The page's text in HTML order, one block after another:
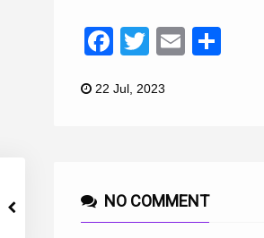
Facebook
TwitterEmail
22 Jul, 2023
NO COMMENT